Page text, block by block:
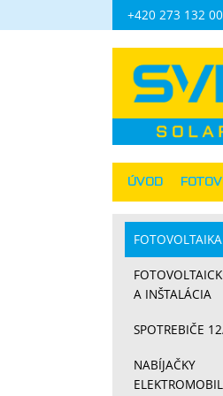
FOTOVOLTAIKA
A INŠTALÁCIA
SPOTREBIČE
NABÍJAČKY
Navigácia
+420 273 132
ÚVOD